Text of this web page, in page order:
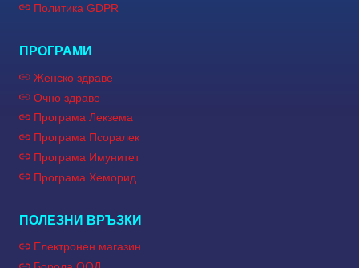
Политика GDPR
ПРОГРАМИ
Женско здраве
Очно здраве
Програма Лекзема
Програма Псоралек
Програма Имунитет
Програма Хеморид
ПОЛЕЗНИ ВРЪЗКИ
Електронен магазин